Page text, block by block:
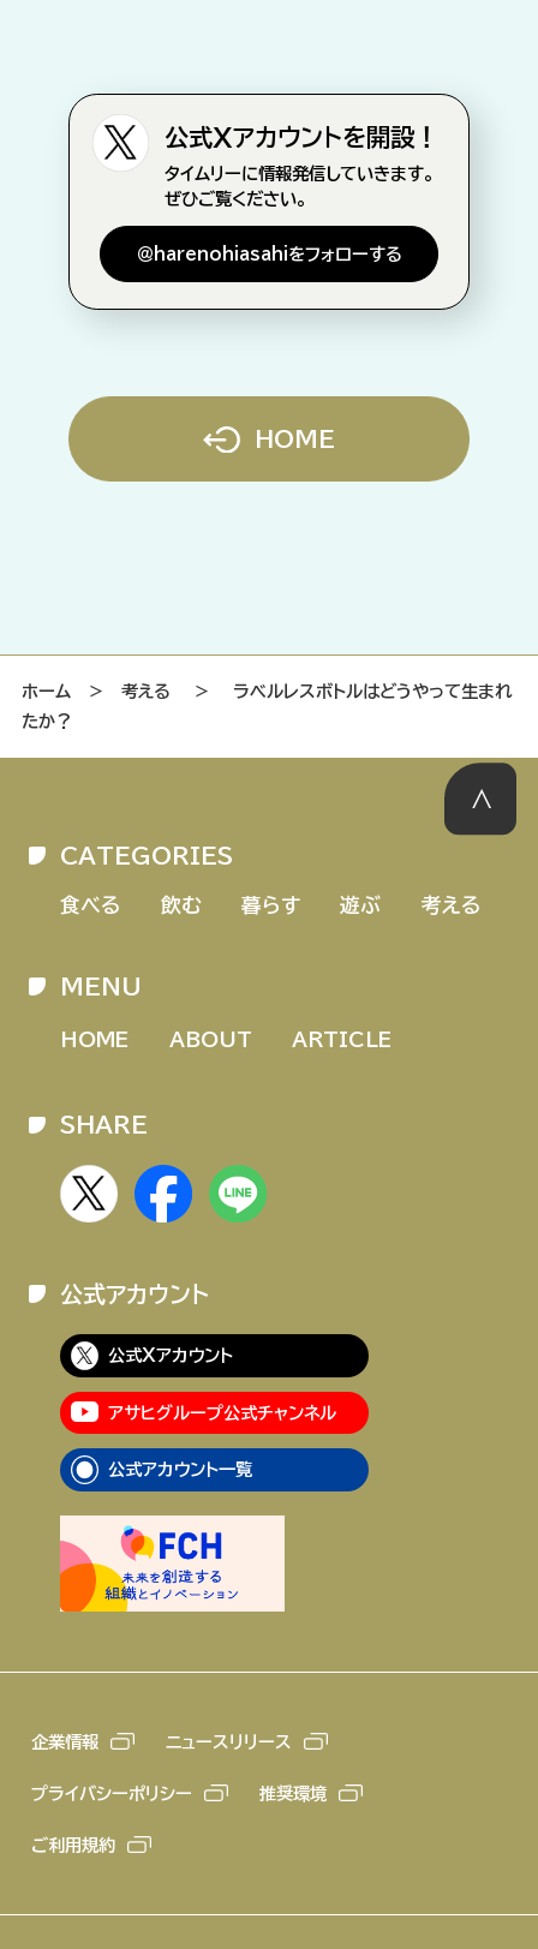
公式Xアカウントを開設！
タイムリーに情報発信していきます。
ぜひご覧ください。
＠harenohiasahiをフォローする
HOME
ホーム＞ 考える ＞ ラベルレスボトルはどうやって生まれ
たか？
CATEGORIES
食べる 飲む 暮らす 遊ぶ 考える
MENU
HOME ABOUT ARTICLE
SHARE
公式アカウント
公式Xアカウント
アサヒグループ公式チャンネル
公式アカウント一覧
企業情報 ニュースリリース
プライバシーポリシー 推奨環境
ご利用規約